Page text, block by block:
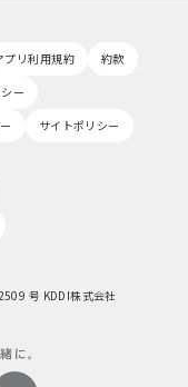
プリ利用規約
約款
ー
サイトポリシー
号 KDDI株式会社